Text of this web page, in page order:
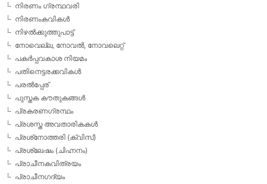
നിരണം ഗ്രന്ഥവരി
നിരണംകവികള്‍
നിഴല്‍ക്കുത്തുപാട്ട്
നോവെല്ല, നോവല്‍, നോവലെറ്റ്
പകര്‍പ്പവകാശ നിയമം
പതിനെട്ടരക്കവികള്‍
പരല്‍പ്പേര്
പുസ്തക കൗതുകങ്ങള്‍
പ്രകരണഗ്രന്ഥം
പ്രശസ്ത അവതാരികകള്‍
പ്രശ്‌നോത്തരി (ക്വിസ്)
പ്രശ്ലേഷം (ചിഹ്നനം)
പ്രാചീനകവിത്രയം
പ്രാചീനഗദ്യം